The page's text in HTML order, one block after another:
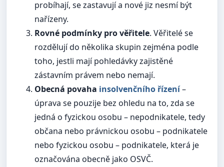
probíhají, se zastavují a nové jiz nesmí být
nařízeny.
Rovné podmínky pro věřitele. Věřitelé se
rozdělují do několika skupin zejména podle
toho, jestli mají pohledávky zajistěné
zástavním právem nebo nemají.
Obecná povaha insolvenčního řízení–
úprava se pouzije bez ohledu na to, zda se
jedná o fyzickou osobu – nepodnikatele, tedy
občana nebo právnickou osobu – podnikatele
nebo fyzickou osobu – podnikatele, která je
označována obecně jako OSVČ.